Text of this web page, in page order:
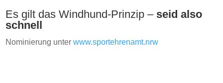
Es gilt das Windhund-Prinzip – seid also
schnell
Nominierung unterwww.sportehrenamt.nrw